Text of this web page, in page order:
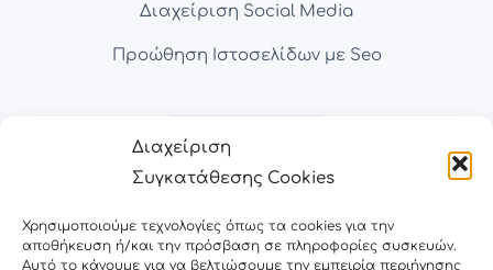
Διαχείριση
Συγκατάθεσης Cookies
Χρησιμοποιούμε τεχνολογίες όπως τα cookies για την
αποθήκευση ή/και την πρόσβαση σε πληροφορίες συσκευών.
Αυτό το κάνουμε για να βελτιώσουμε την εμπειρία περιήγησης
Διαχείριση Social Media
Προώθηση Ιστοσελίδων με Seo